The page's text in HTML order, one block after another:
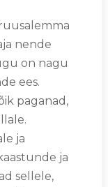
nende
on nagu
ees.
paganad,
ja
ja
sellele,